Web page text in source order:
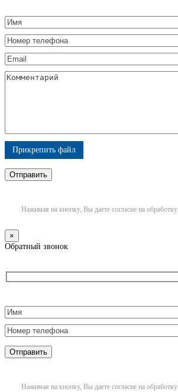
Прикрепить файл
Нажимая на кнопку, Вы даете согласие на обработку
×
Обратный звонок
Нажимая на кнопку, Вы даете согласие на обработку